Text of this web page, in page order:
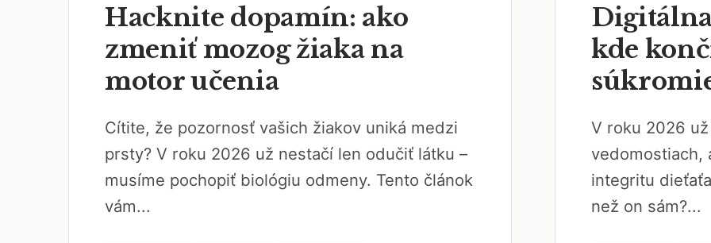
Hacknite dopamín: ako
zmeniť mozog žiaka na
motor učenia
Cítite, že pozornosť vašich žiakov uniká medzi
prsty? V roku 2026 už nestačí len odučiť látku –
musíme pochopiť biológiu odmeny. Tento článok
vám...
kde
V roku 2026
vedomostiach,
integritu
než on sám?...